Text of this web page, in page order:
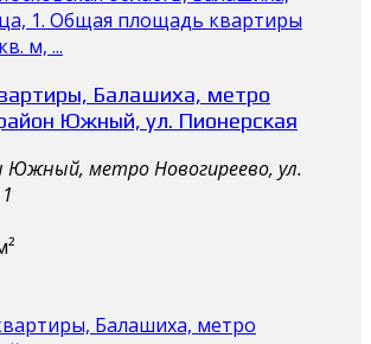
1. Общая площадь квартиры
м, ...
Балашиха, метро
Южный, ул. Пионерская
Южный, метро Новогиреево, ул.